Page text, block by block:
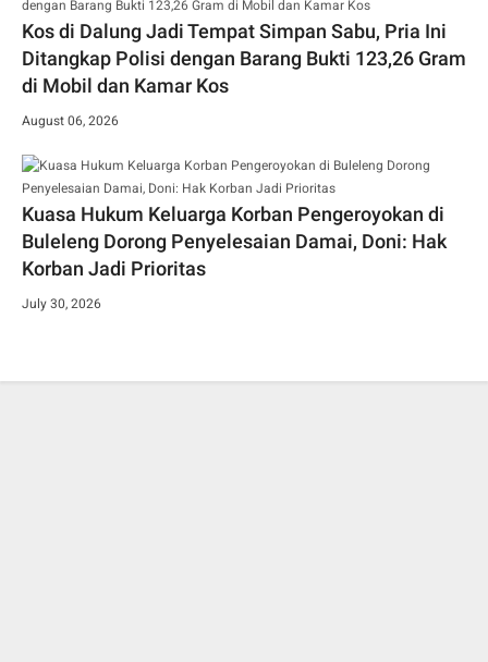
Kos di Dalung Jadi Tempat Simpan Sabu, Pria Ini
Ditangkap Polisi dengan Barang Bukti 123,26 Gram
di Mobil dan Kamar Kos
August 06, 2026
Kuasa Hukum Keluarga Korban Pengeroyokan di
Buleleng Dorong Penyelesaian Damai, Doni: Hak
Korban Jadi Prioritas
July 30, 2026